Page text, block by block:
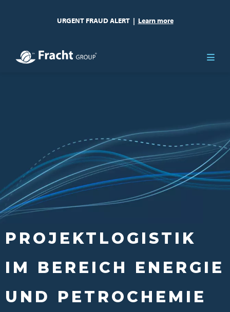
URGENT FRAUD ALERT | Learn more
PROJEKTLOGISTIK
IM BEREICH ENERGIE
UND PETROCHEMIE